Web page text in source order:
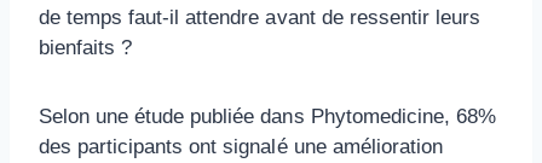
de temps faut-il attendre avant de ressentir leurs
bienfaits ?
Selon une étude publiée dans Phytomedicine, 68%
des participants ont signalé une amélioration